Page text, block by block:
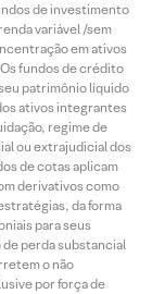
de investimento
variável /sem
em ativos
fundos de crédito
patrimônio líquido
ativos integrantes
regime de
ou extrajudicial dos
de cotas aplicam
derivativos como
da forma
para seus
perda substancial
o não
por força de